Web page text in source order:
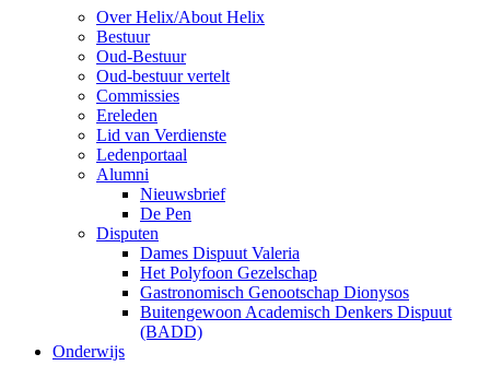
Over Helix/About Helix
Bestuur
Oud-Bestuur
Oud-bestuur vertelt
Commissies
Ereleden
Lid van Verdienste
Ledenportaal
Alumni
Nieuwsbrief
De Pen
Disputen
Dames Dispuut Valeria
Het Polyfoon Gezelschap
Gastronomisch Genootschap Dionysos
Buitengewoon Academisch Denkers Dispuut
(BADD)
Onderwijs